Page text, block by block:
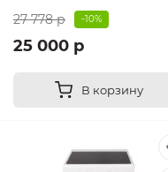
27 778 р -10%
25 000 р
В корзину